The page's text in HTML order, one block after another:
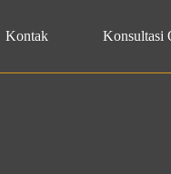
Kontak Konsultasi